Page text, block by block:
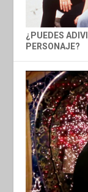
¿PUEDES
PERSONAJE?